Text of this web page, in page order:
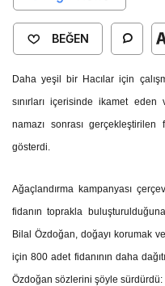
BEĞEN
Daha yeşil bir Hacılar için
sınırları içerisinde ikamet eden
namazı sonrası gerçekleştirilen
gösterdi.
Ağaçlandırma kampanyası
fidanın toprakla
Bilal Özdoğan, doğayı korumak
için 800 adet fidanının daha
Özdoğan sözlerini şöyle sürdürdü: